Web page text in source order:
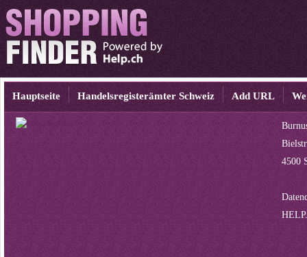
Hauptseite Handelsregisterämter Schweiz Add URL
4500